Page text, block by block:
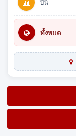
ปีนี้
ทั้งหมด